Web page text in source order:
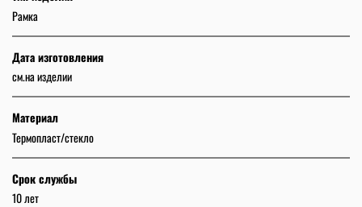
Рамка
Дата изготовления
см.на изделии
Материал
Термопласт/стекло
Срок службы
10 лет